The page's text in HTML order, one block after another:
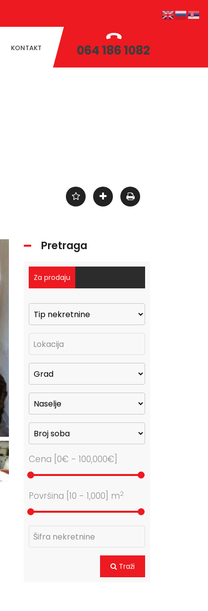
KONTAKT 064 186 1082
Pretraga
Za prodaju
Cena [ 0€ - 100,000€
Površina [ 10 - 1,000 ] m2
Traži